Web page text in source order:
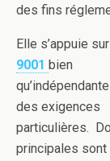
des fins
Elle s’appuie sur
9001 bien
des exigences
particulières.
principales sont